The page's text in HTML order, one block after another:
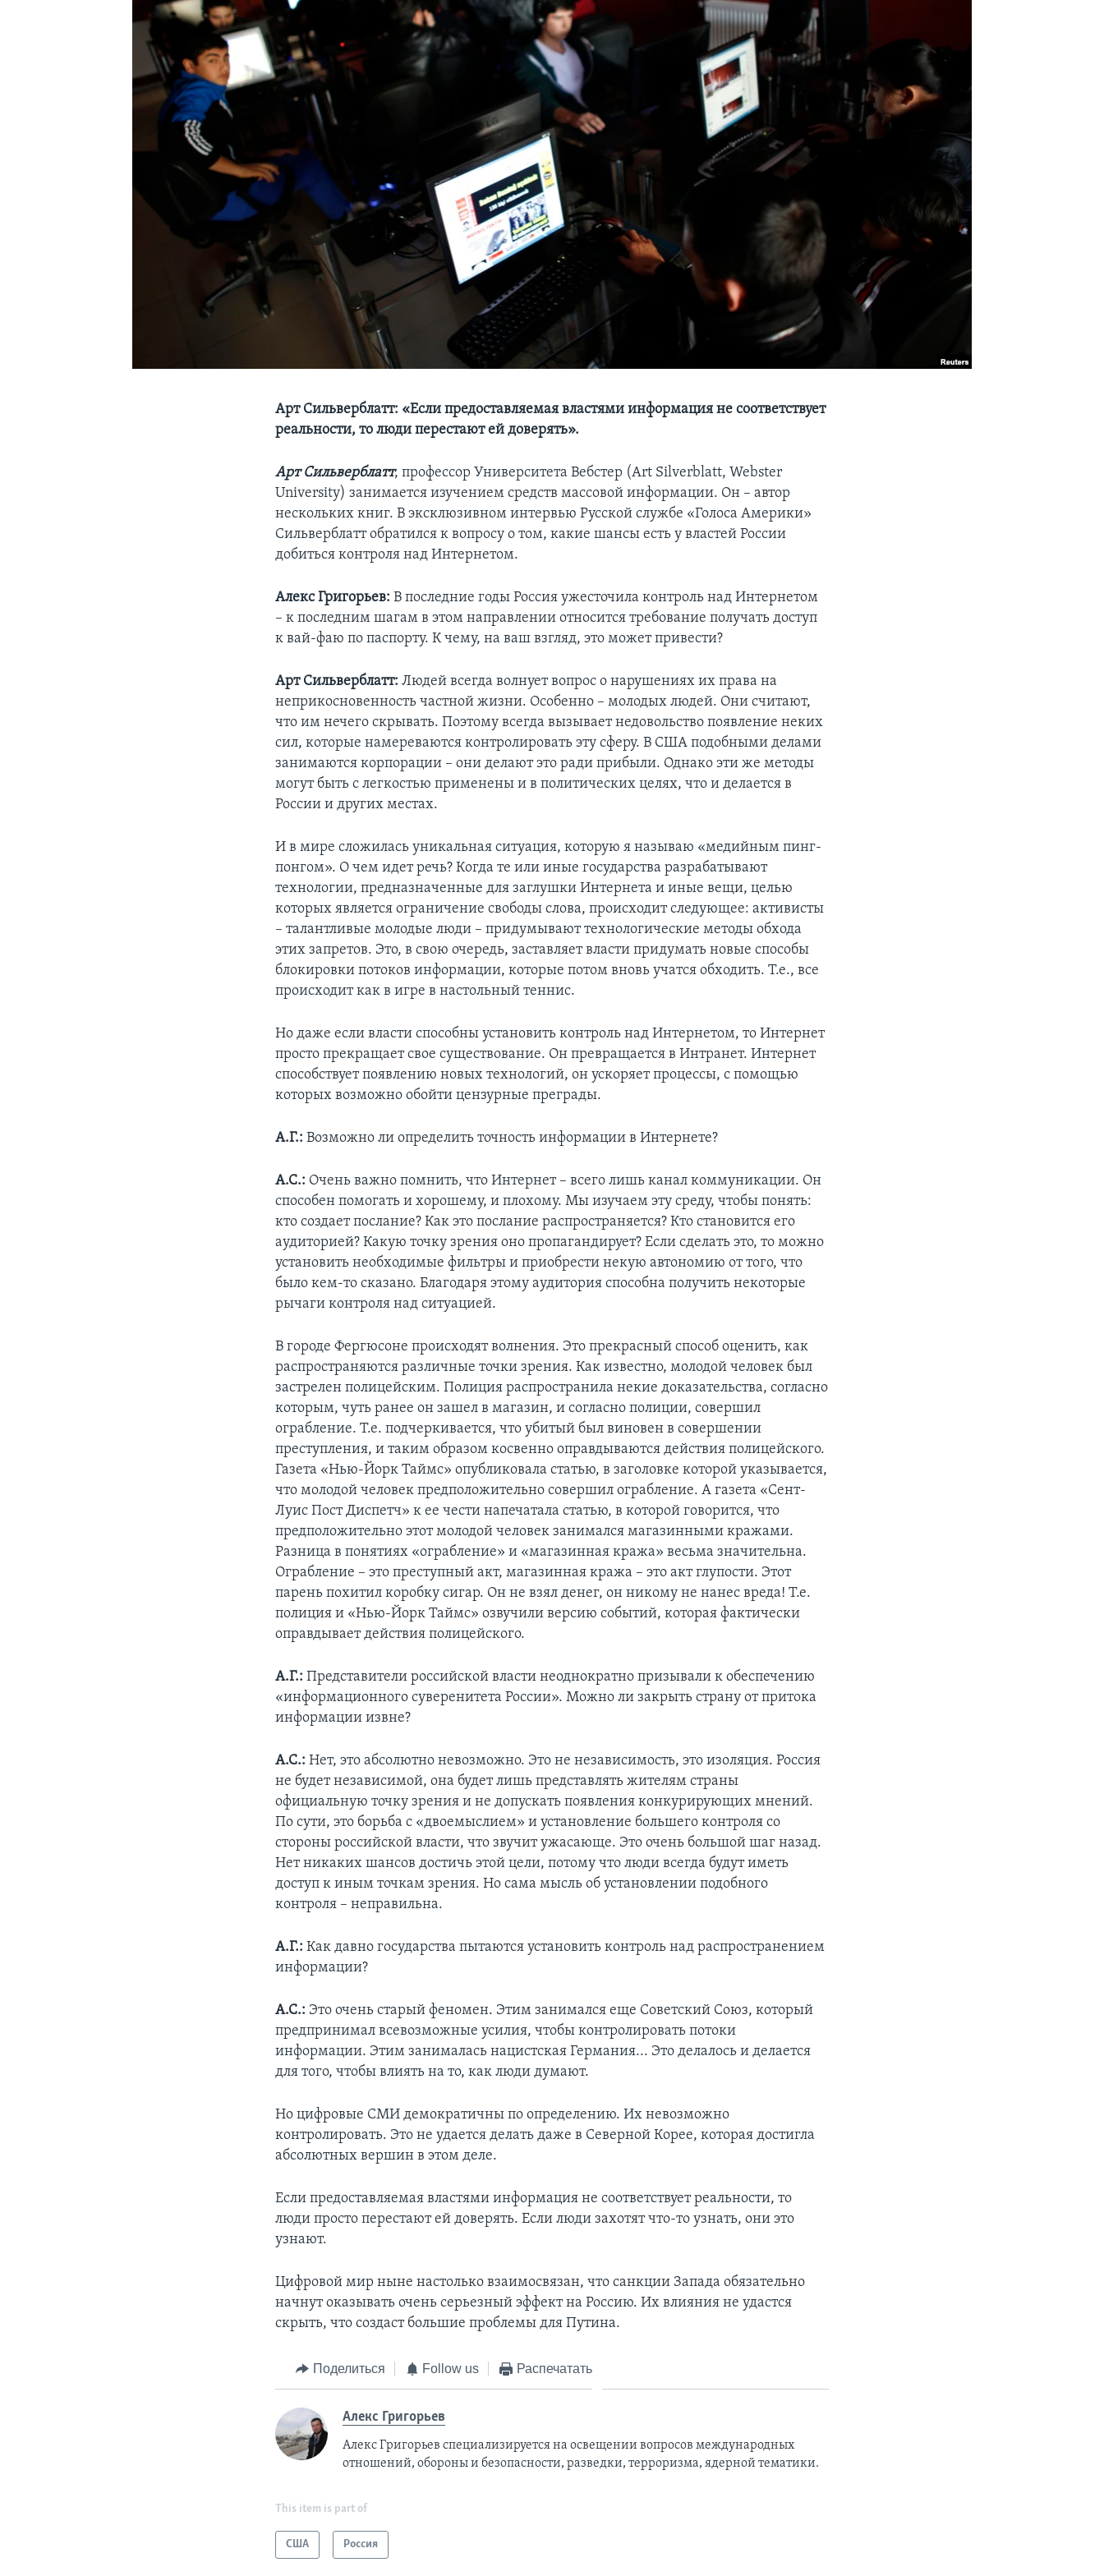
Арт Сильверблатт: «Если предоставляемая властями информация не соответствует
реальности, то люди перестают ей доверять».
Арт Сильверблатт, профессор Университета Вебстер (Art Silverblatt, Webster
University) занимается изучением средств массовой информации. Он – автор
нескольких книг. В эксклюзивном интервью Русской службе «Голоса Америки»
Сильверблатт обратился к вопросу о том, какие шансы есть у властей России
добиться контроля над Интернетом.
Алекс Григорьев: В последние годы Россия ужесточила контроль над Интернетом
– к последним шагам в этом направлении относится требование получать доступ
к вай-фаю по паспорту. К чему, на ваш взгляд, это может привести?
Арт Сильверблатт: Людей всегда волнует вопрос о нарушениях их права на
неприкосновенность частной жизни. Особенно – молодых людей. Они считают,
что им нечего скрывать. Поэтому всегда вызывает недовольство появление неких
сил, которые намереваются контролировать эту сферу. В США подобными делами
занимаются корпорации – они делают это ради прибыли. Однако эти же методы
могут быть с легкостью применены и в политических целях, что и делается в
России и других местах.
И в мире сложилась уникальная ситуация, которую я называю «медийным пинг-
понгом». О чем идет речь? Когда те или иные государства разрабатывают
технологии, предназначенные для заглушки Интернета и иные вещи, целью
которых является ограничение свободы слова, происходит следующее: активисты
– талантливые молодые люди – придумывают технологические методы обхода
этих запретов. Это, в свою очередь, заставляет власти придумать новые способы
блокировки потоков информации, которые потом вновь учатся обходить. Т.е., все
происходит как в игре в настольный теннис.
Но даже если власти способны установить контроль над Интернетом, то Интернет
просто прекращает свое существование. Он превращается в Интранет. Интернет
способствует появлению новых технологий, он ускоряет процессы, с помощью
которых возможно обойти цензурные преграды.
А.Г.: Возможно ли определить точность информации в Интернете?
А.С.: Очень важно помнить, что Интернет – всего лишь канал коммуникации. Он
способен помогать и хорошему, и плохому. Мы изучаем эту среду, чтобы понять:
кто создает послание? Как это послание распространяется? Кто становится его
аудиторией? Какую точку зрения оно пропагандирует? Если сделать это, то можно
установить необходимые фильтры и приобрести некую автономию от того, что
было кем-то сказано. Благодаря этому аудитория способна получить некоторые
рычаги контроля над ситуацией.
В городе Фергюсоне происходят волнения. Это прекрасный способ оценить, как
распространяются различные точки зрения. Как известно, молодой человек был
застрелен полицейским. Полиция распространила некие доказательства, согласно
которым, чуть ранее он зашел в магазин, и согласно полиции, совершил
ограбление. Т.е. подчеркивается, что убитый был виновен в совершении
преступления, и таким образом косвенно оправдываются действия полицейского.
Газета «Нью-Йорк Таймс» опубликовала статью, в заголовке которой указывается,
что молодой человек предположительно совершил ограбление. А газета «Сент-
Луис Пост Диспетч» к ее чести напечатала статью, в которой говорится, что
предположительно этот молодой человек занимался магазинными кражами.
Разница в понятиях «ограбление» и «магазинная кража» весьма значительна.
Ограбление – это преступный акт, магазинная кража – это акт глупости. Этот
парень похитил коробку сигар. Он не взял денег, он никому не нанес вреда! Т.е.
полиция и «Нью-Йорк Таймс» озвучили версию событий, которая фактически
оправдывает действия полицейского.
А.Г.: Представители российской власти неоднократно призывали к обеспечению
«информационного суверенитета России». Можно ли закрыть страну от притока
информации извне?
А.С.: Нет, это абсолютно невозможно. Это не независимость, это изоляция. Россия
не будет независимой, она будет лишь представлять жителям страны
официальную точку зрения и не допускать появления конкурирующих мнений.
По сути, это борьба с «двоемыслием» и установление большего контроля со
стороны российской власти, что звучит ужасающе. Это очень большой шаг назад.
Нет никаких шансов достичь этой цели, потому что люди всегда будут иметь
доступ к иным точкам зрения. Но сама мысль об установлении подобного
контроля – неправильна.
А.Г.: Как давно государства пытаются установить контроль над распространением
информации?
А.С.: Это очень старый феномен. Этим занимался еще Советский Союз, который
предпринимал всевозможные усилия, чтобы контролировать потоки
информации. Этим занималась нацистская Германия... Это делалось и делается
для того, чтобы влиять на то, как люди думают.
Но цифровые СМИ демократичны по определению. Их невозможно
контролировать. Это не удается делать даже в Северной Корее, которая достигла
абсолютных вершин в этом деле.
Если предоставляемая властями информация не соответствует реальности, то
люди просто перестают ей доверять. Если люди захотят что-то узнать, они это
узнают.
Цифровой мир ныне настолько взаимосвязан, что санкции Запада обязательно
начнут оказывать очень серьезный эффект на Россию. Их влияния не удастся
скрыть, что создаст большие проблемы для Путина.
Поделиться Follow us Распечатать
Алекс Григорьев
Алекс Григорьев специализируется на освещении вопросов международных
отношений, обороны и безопасности, разведки, терроризма, ядерной тематики.
This item is part of
США Россия